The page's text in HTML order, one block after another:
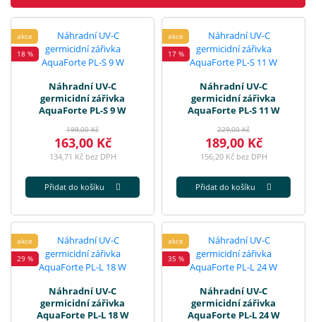
akce
18 %
Náhradní UV-C
germicidní zářivka
AquaForte PL-S 9 W
199,00 Kč
163,00 Kč
134,71 Kč bez DPH
Přidat do košíku
akce
17 %
Náhradní UV-C
germicidní zářivka
AquaForte PL-S 11 W
229,00 Kč
189,00 Kč
156,20 Kč bez DPH
Přidat do košíku
akce
29 %
Náhradní UV-C
germicidní zářivka
AquaForte PL-L 18 W
akce
35 %
Náhradní UV-C
germicidní zářivka
AquaForte PL-L 24 W